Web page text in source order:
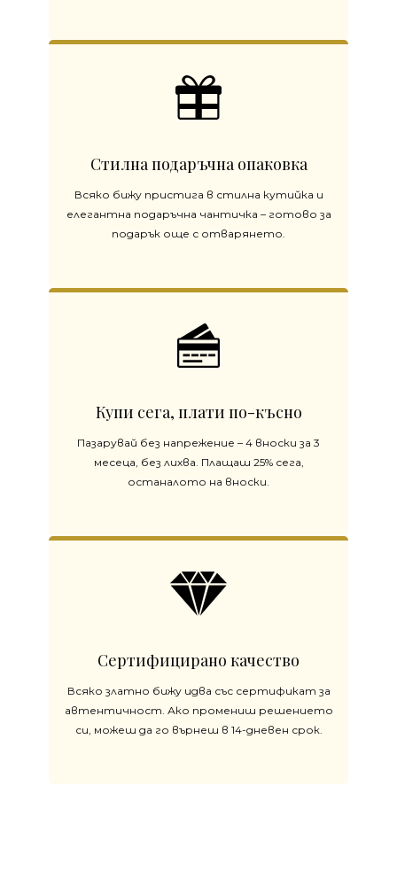
Стилна подаръчна опаковка
Всяко бижу пристига в стилна кутийка и
елегантна подаръчна чантичка – готово за
подарък още с отварянето.
Купи сега, плати по-късно
Пазарувай без напрежение – 4 вноски за 3
месеца, без лихва. Плащаш 25% сега,
останалото на вноски.
Сертифицирано качество
Всяко златно бижу идва със сертификат за
автентичност. Ако промениш решението
си, можеш да го върнеш в 14-дневен срок.